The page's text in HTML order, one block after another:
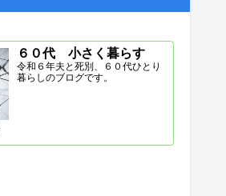
６０代 小さく暮らす
令和６年夫と死別、６０代ひとり
暮らしのブログです。